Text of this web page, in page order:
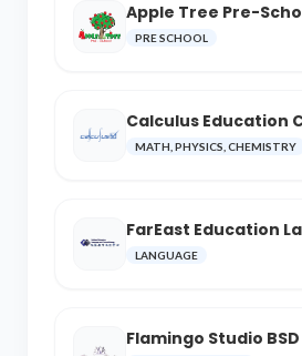
Apple Tree Pre-
PRE SCHOOL
Calculus Education
MATH, PHYSICS, CHEMISTRY
FarEast Education
LANGUAGE
Flamingo Studio BSD